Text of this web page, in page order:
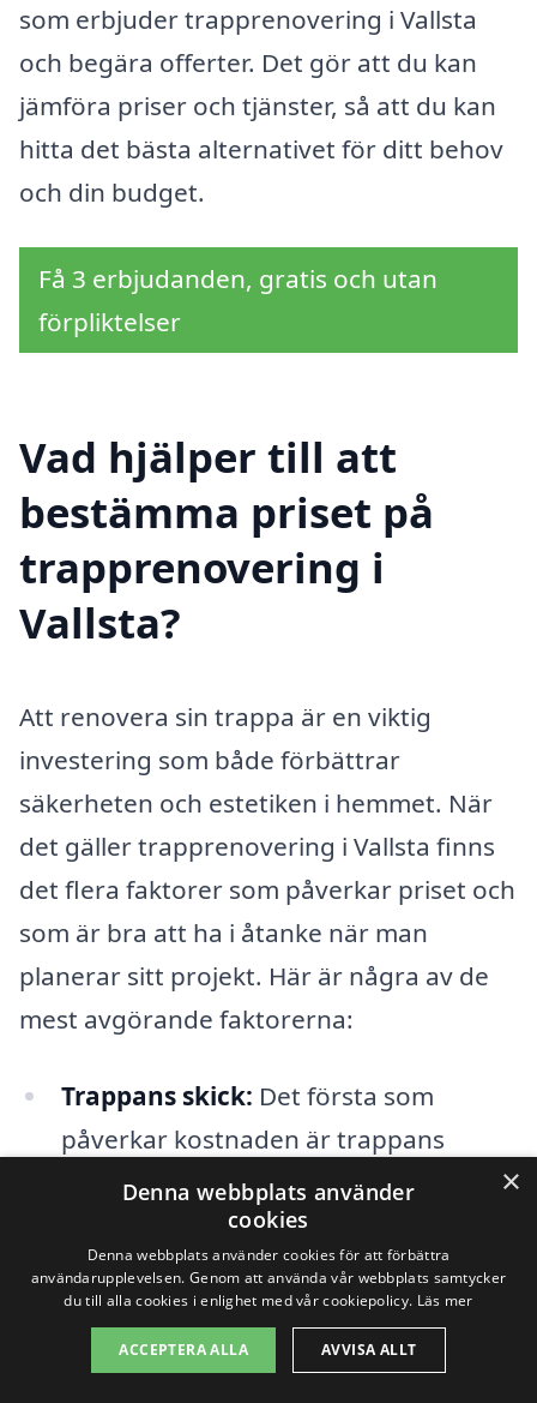
som erbjuder trapprenovering i Vallsta
och begära offerter. Det gör att du kan
jämföra priser och tjänster, så att du kan
hitta det bästa alternativet för ditt behov
och din budget.
Få 3 erbjudanden, gratis och utan
förpliktelser
Vad hjälper till att
bestämma priset på
trapprenovering i
Vallsta?
Att renovera sin trappa är en viktig
investering som både förbättrar
säkerheten och estetiken i hemmet. När
det gäller trapprenovering i Vallsta finns
det flera faktorer som påverkar priset och
som är bra att ha i åtanke när man
planerar sitt projekt. Här är några av de
mest avgörande faktorerna:
Trappans skick: Det första som
påverkar kostnaden är trappans
nuvarande skick. Om trappan har
skador, som sprickor eller röta, kan
det krävas mer arbete och material för
att återställa den, vilket ökar priset.
Materialval:De material som väljs för
×
Denna webbplats använder
cookies
Denna webbplats använder cookies för att förbättra
användarupplevelsen. Genom att använda vår webbplats samtycker
du till alla cookies i enlighet med vår cookiepolicy. Läs mer
ACCEPTERA ALLA AVVISA ALLT